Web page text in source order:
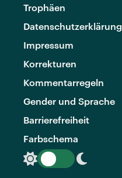
Trophäen
Datenschutzerklärung
Impressum
Korrekturen
Kommentarregeln
Gender und Sprache
Barrierefreiheit
Farbschema